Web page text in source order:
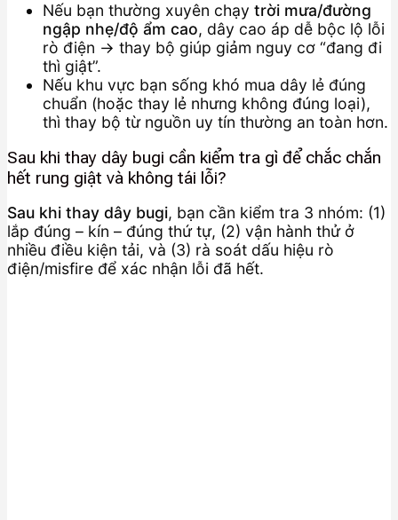
Nếu bạn thường xuyên chạy trời mưa/đường
ngập nhẹ/độ ẩm cao, dây cao áp dễ bộc lộ lỗi
rò điện → thay bộ giúp giảm nguy cơ “đang đi
thì giật”.
Nếu khu vực bạn sống khó mua dây lẻ đúng
chuẩn (hoặc thay lẻ nhưng không đúng loại),
thì thay bộ từ nguồn uy tín thường an toàn hơn.
Sau khi thay dây bugi cần kiểm tra gì để chắc chắn
hết rung giật và không tái lỗi?
Sau khi thay dây bugi, bạn cần kiểm tra 3 nhóm: (1)
lắp đúng – kín – đúng thứ tự, (2) vận hành thử ở
nhiều điều kiện tải, và (3) rà soát dấu hiệu rò
điện/misfire để xác nhận lỗi đã hết.